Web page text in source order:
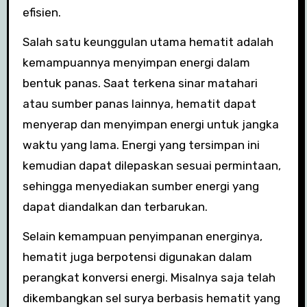
efisien.
Salah satu keunggulan utama hematit adalah
kemampuannya menyimpan energi dalam
bentuk panas. Saat terkena sinar matahari
atau sumber panas lainnya, hematit dapat
menyerap dan menyimpan energi untuk jangka
waktu yang lama. Energi yang tersimpan ini
kemudian dapat dilepaskan sesuai permintaan,
sehingga menyediakan sumber energi yang
dapat diandalkan dan terbarukan.
Selain kemampuan penyimpanan energinya,
hematit juga berpotensi digunakan dalam
perangkat konversi energi. Misalnya saja telah
dikembangkan sel surya berbasis hematit yang